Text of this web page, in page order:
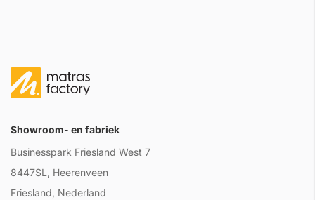
Showroom- en fabriek
Businesspark Friesland West 7
8447SL, Heerenveen
Friesland, Nederland